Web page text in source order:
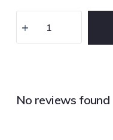
No reviews found